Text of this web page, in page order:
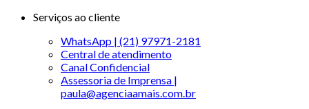
Serviços ao cliente
WhatsApp | (21) 97971-2181
Central de atendimento
Canal Confidencial
Assessoria de Imprensa |
paula@agenciaamais.com.br